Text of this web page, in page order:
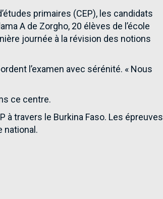
primaires (CEP), les candidats
A de Zorgho, 20 élèves de l’école
journée à la révision des notions
l’examen avec sérénité. « Nous
ce centre.
à travers le Burkina Faso. Les épreuves
national.